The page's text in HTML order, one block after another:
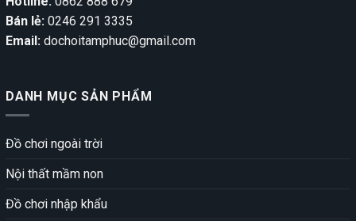
Bán lẻ: 0246 291 3335
Email: dochoitamphuc@gmail.com
DANH MỤC SẢN PHẨM
Đồ chơi ngoài trời
Nội thất mầm non
Đồ chơi nhập khẩu